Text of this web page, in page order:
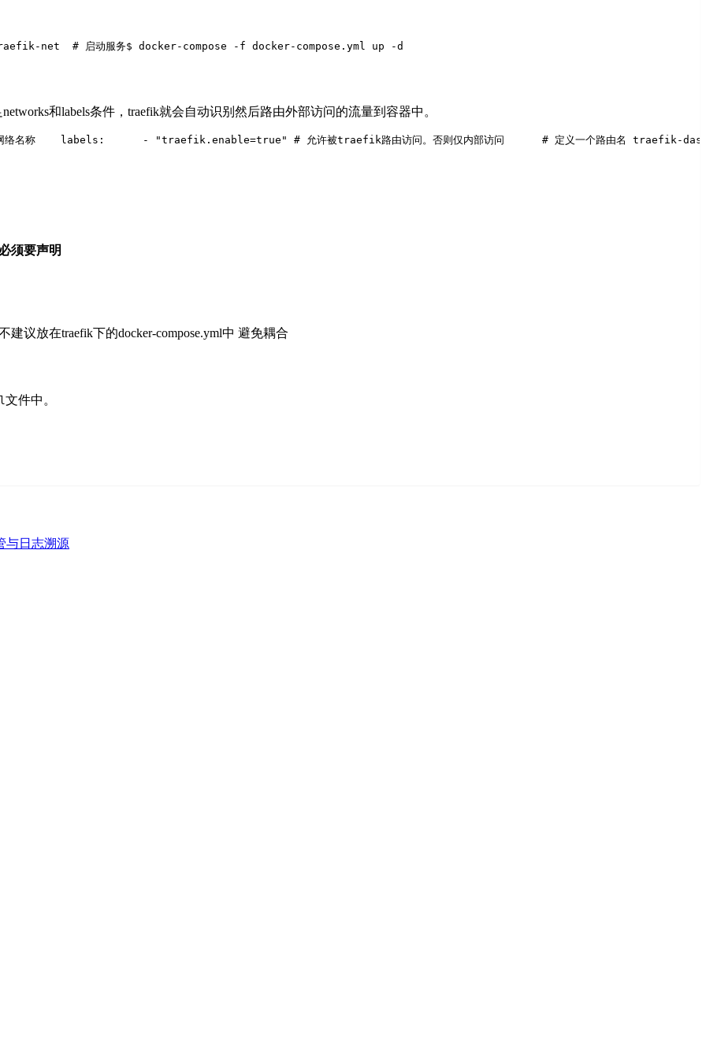
net # 启动服务$ docker-compose -f docker-compose.yml up -d
和labels条件，traefik就会自动识别然后路由外部访问的流量到容器中。
名称
    labels:
      - "traefik.enable=true" # 允许被traefik路由访问。否则仅内部访问
# 定义一个路由名 traefik-
须要声明
建议放在traefik下的docker-compose.yml中 避免耦合
文件中。
与日志溯源